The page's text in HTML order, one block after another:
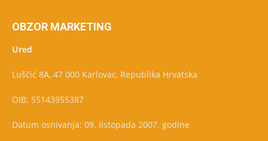
OBZOR MARKETING
Ured
Luščić 8A, 47 000 Karlovac, Republika Hrvatska
OIB: 55143955387
Datum osnivanja: 09. listopada 2007. godine